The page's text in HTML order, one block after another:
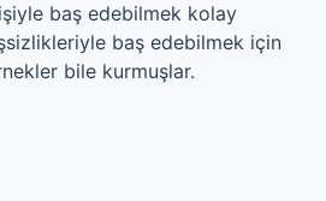
baş edebilmek kolay
baş edebilmek için
bile kurmuşlar.